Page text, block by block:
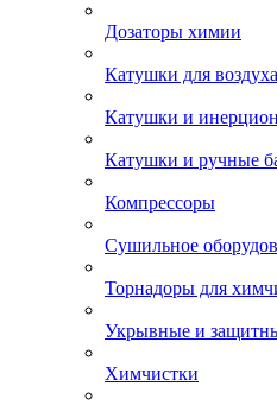
Дозаторы химии
Катушки для воздуха
Катушки и
Катушки и ручные
Компрессоры
Сушильное
Торнадоры для
Укрывные и
Химчистки